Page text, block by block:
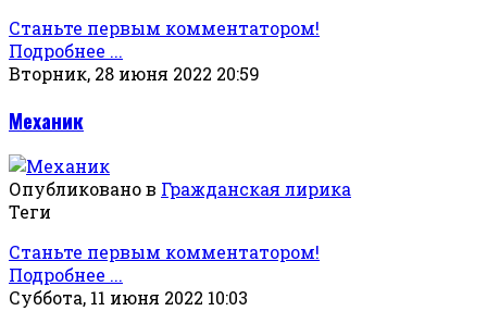
Станьте первым комментатором!
Подробнее ...
Вторник, 28 июня 2022 20:59
Механик
Опубликовано в Гражданская лирика
Теги
Станьте первым комментатором!
Подробнее ...
Суббота, 11 июня 2022 10:03